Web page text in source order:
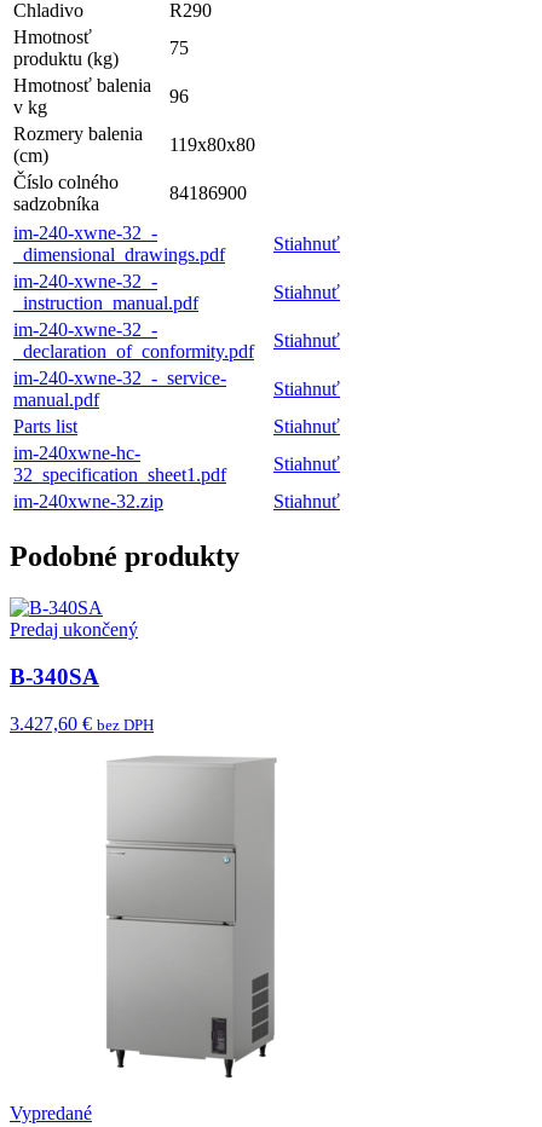
Chladivo
R290
Hmotnosť
produktu (kg)
75
Hmotnosť balenia
v kg
96
Rozmery balenia
(cm)
119x80x80
Číslo colného
sadzobníka
84186900
im-240-xwne-32_-
_dimensional_drawings.pdf
Stiahnuť
im-240-xwne-32_-
_instruction_manual.pdf
Stiahnuť
im-240-xwne-32_-
_declaration_of_conformity.pdf
Stiahnuť
im-240-xwne-32_-_service-
manual.pdf
Stiahnuť
Parts list
Stiahnuť
im-240xwne-hc-
32_specification_sheet1.pdf
Stiahnuť
im-240xwne-32.zip
Stiahnuť
Podobné produkty
Predaj ukončený
B-340SA
3.427,60 € bez DPH
Vypredané